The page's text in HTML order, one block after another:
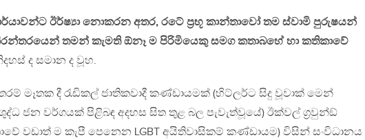
ඊර්ෂ්‍යා නොකරන අතර, රටේ ප‍්‍රභූ කාන්තාවෝ තම ස්වාමි පුරුෂයන්
තමන් කැමති ඕනෑ ම පිරිමියෙකු සමග කතාබහේ හා කතිකාවේ
ද සමාන ද වූහ.
තරම් මෑතක දී රැඩිකල් ජාතිකවාදී කණ්ඩායමක් (හිට්ලර්ට සිදු වූවාක් මෙන්
ජන වර්ගයක් පිළිබඳ අදහස සිත තුළ බල පැවැත්වූයේ) ඊක්වල් ග‍්‍රවුන්ඞ්
වඩාත් ම කැපී පෙනෙන LGBT අයිතිවාසිකම් කණ්ඩායම) විසින් සංවිධානය